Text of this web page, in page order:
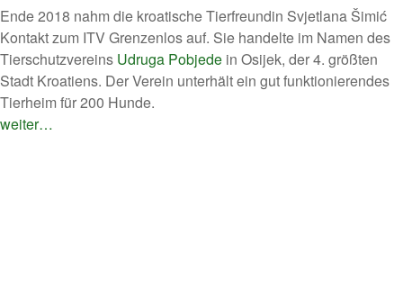
Ende 2018 nahm die kroatische Tierfreundin Svjetlana Šimić
Kontakt zum ITV Grenzenlos auf. Sie handelte im Namen des
Tierschutzvereins Udruga Pobjede in Osijek, der 4. größten
Stadt Kroatiens. Der Verein unterhält ein gut funktionierendes
Tierheim für 200 Hunde.
weiter…